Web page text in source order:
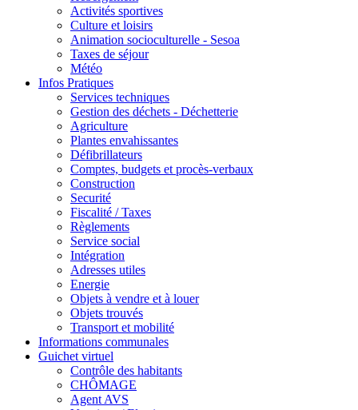
Activités sportives
Culture et loisirs
Animation socioculturelle - Sesoa
Taxes de séjour
Météo
Infos Pratiques
Services techniques
Gestion des déchets - Déchetterie
Agriculture
Plantes envahissantes
Défibrillateurs
Comptes, budgets et procès-verbaux
Construction
Securité
Fiscalité / Taxes
Règlements
Service social
Intégration
Adresses utiles
Energie
Objets à vendre et à louer
Objets trouvés
Transport et mobilité
Informations communales
Guichet virtuel
Contrôle des habitants
CHÔMAGE
Agent AVS